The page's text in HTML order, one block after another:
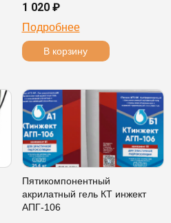
1 020 ₽
Подробнее
В корзину
Пятикомпонентный
акрилатный гель КТ инжект
АПГ-106